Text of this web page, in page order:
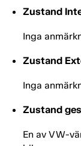
Zustand
Inga
Zustand
Inga
Zustand
En av VW-